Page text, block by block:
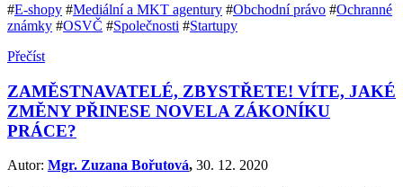
#E-shopy #Mediální a MKT agentury #Obchodní právo #Ochranné
známky #OSVČ #Společnosti #Startupy
Přečíst
ZAMĚSTNAVATELÉ, ZBYSTŘETE! VÍTE, JAKÉ
ZMĚNY PŘINESE NOVELA ZÁKONÍKU
PRÁCE?
Autor: Mgr. Zuzana Bořutová, 30. 12. 2020